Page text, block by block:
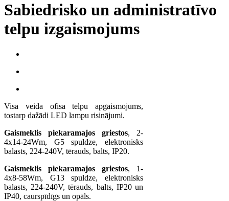
Sabiedrisko un administratīvo
telpu izgaismojums
Visa veida ofisa telpu apgaismojums,
tostarp dažādi LED lampu risinājumi.
Gaismeklis piekaramajos griestos, 2-
4x14-24Wm, G5 spuldze, elektronisks
balasts, 224-240V, tērauds, balts, IP20.
Gaismeklis piekaramajos griestos, 1-
4x8-58Wm, G13 spuldze, elektronisks
balasts, 224-240V, tērauds, balts, IP20 un
IP40, caurspīdīgs un opāls.